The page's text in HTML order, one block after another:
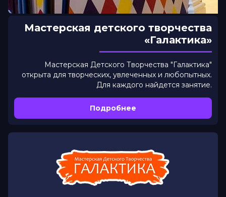
Мастерская детского творчества
«Галактика»
Мастерская Детского Творчества "Галактика"
открыта для творческих, увлеченных и любопытных.
Для каждого найдется занятие.
Подробнее